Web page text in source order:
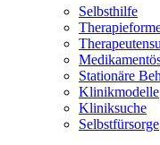
Selbsthilfe
Stationäre
Klinikmodelle
Kliniksuche
Selbstfürsorge